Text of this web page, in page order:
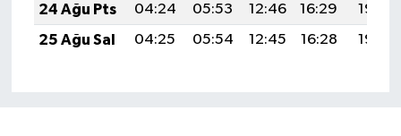
24 Ağu Pts
04:24 05:53 12:46 16:29
19:28
25 Ağu Sal
04:25 05:54 12:45 16:28 19:27